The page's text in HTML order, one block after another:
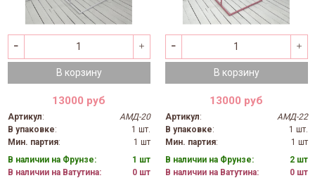
В корзину
13000 руб
Артикул:
АМД-20
В упаковке:
1 шт.
Мин. партия:
1 шт
В наличии на Фрунзе:
1 шт
В наличии на Ватутина:
0 шт
В корзину
13000 руб
Артикул:
АМД-22
В упаковке:
1 шт.
Мин. партия:
1 шт
В наличии на Фрунзе:
2 шт
В наличии на Ватутина:
0 шт